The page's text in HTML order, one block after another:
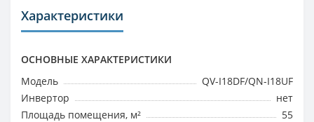
Характеристики
ОСНОВНЫЕ ХАРАКТЕРИСТИКИ
Модель
QV-I18DF/QN-I18UF
Инвертор
нет
Площадь помещения, м²
55